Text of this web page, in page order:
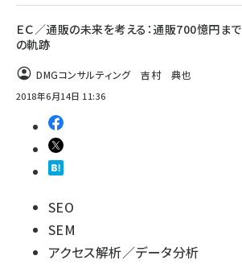
ＥＣ／通販の未来を考える：通販700憶円まで
の軌跡
DMGコンサルティング 吉村 典也
2018年6月14日 11:36
SEO
SEM
アクセス解析／データ分析